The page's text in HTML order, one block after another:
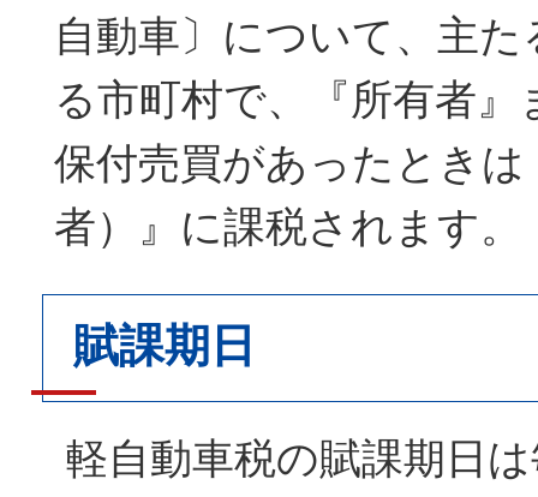
自動車〕について、主
る市町村で、『所有者』
保付売買があったときは
者）』に課税されます。
賦課期日
軽自動車税の賦課期日